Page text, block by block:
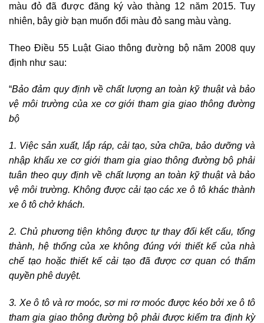
màu đỏ đã được đăng ký vào thàng 12 năm 2015. Tuy
nhiên, bây giờ bạn muốn đổi màu đỏ sang màu vàng.
Theo Điều 55 Luật Giao thông đường bộ năm 2008 quy
định như sau:
“Bảo đảm quy định về chất lượng an toàn kỹ thuật và bảo
vệ môi trường của xe cơ giới tham gia giao thông đường
bộ
1. Việc sản xuất, lắp ráp, cải tạo, sửa chữa, bảo dưỡng và
nhập khẩu xe cơ giới tham gia giao thông đường bộ phải
tuân theo quy định về chất lượng an toàn kỹ thuật và bảo
vệ môi trường. Không được cải tạo các xe ô tô khác thành
xe ô tô chở khách.
2. Chủ phương tiện không được tự thay đổi kết cấu, tổng
thành, hệ thống của xe không đúng với thiết kế của nhà
chế tạo hoặc thiết kế cải tạo đã được cơ quan có thẩm
quyền phê duyệt.
3. Xe ô tô và rơ moóc, sơ mi rơ moóc được kéo bởi xe ô tô
tham gia giao thông đường bộ phải được kiểm tra định kỳ